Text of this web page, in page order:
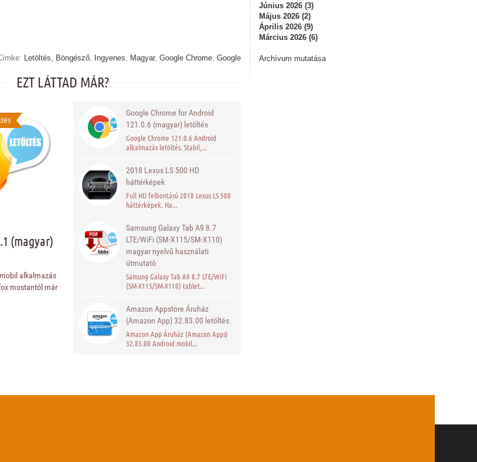
Június 2026 (3)
Május 2026 (2)
Április 2026 (9)
Március 2026 (6)
Archívum mutatása
Letöltés, Böngésző, Ingyenes, Magyar, Google Chrome, Google
EZT LÁTTAD MÁR?
(magyar)
alkalmazás
mostantól már
Google Chrome for Android
121.0.6 (magyar) letöltés
Google Chrome 121.0.6 Android
alkalmazás letöltés. Stabil,...
2018 Lexus LS 500 HD
háttérképek
Full HD felbontású 2018 Lexus LS 500
háttérképek. Ha...
Samsung Galaxy Tab A9 8.7
LTE/WiFi (SM-X115/SM-X110)
magyar nyelvű használati
útmutató
Samung Galaxy Tab A9 8.7 LTE/WiFi
(SM-X115/SM-X110) tablet...
Amazon Appstore Áruház
(Amazon App) 32.83.00 letöltés
Amazon App Áruház (Amazon Apps)
32.83.00 Android mobil...